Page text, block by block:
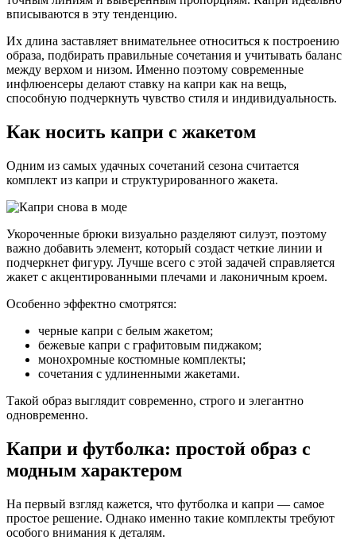
вписываются в эту тенденцию.
Их длина заставляет внимательнее относиться к построению
образа, подбирать правильные сочетания и учитывать баланс
между верхом и низом. Именно поэтому современные
инфлюенсеры делают ставку на капри как на вещь,
способную подчеркнуть чувство стиля и индивидуальность.
Как носить капри с жакетом
Одним из самых удачных сочетаний сезона считается
комплект из капри и структурированного жакета.
Укороченные брюки визуально разделяют силуэт, поэтому
важно добавить элемент, который создаст четкие линии и
подчеркнет фигуру. Лучше всего с этой задачей справляется
жакет с акцентированными плечами и лаконичным кроем.
Особенно эффектно смотрятся:
черные капри с белым жакетом;
бежевые капри с графитовым пиджаком;
монохромные костюмные комплекты;
сочетания с удлиненными жакетами.
Такой образ выглядит современно, строго и элегантно
одновременно.
Капри и футболка: простой образ с
модным характером
На первый взгляд кажется, что футболка и капри — самое
простое решение. Однако именно такие комплекты требуют
особого внимания к деталям.